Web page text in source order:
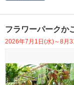
フラワーパークか
2026年7月1日(水)～8月